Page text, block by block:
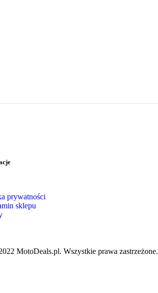
prywatności
sklepu
MotoDeals.pl. Wszystkie prawa zastrzeżone.